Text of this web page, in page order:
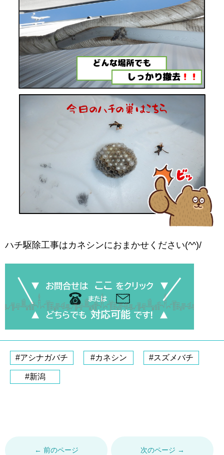
ハチ駆除工事はカネシンにおまかせください(^^)/
#アシナガバチ #カネシン #スズメバチ
#新潟
← 前のページ 次のページ →